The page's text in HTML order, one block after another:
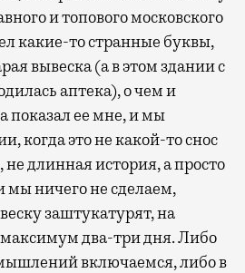
и топового московского
какие-то странные буквы,
вывеска (а в этом здании с
аптека), о чем и
ее мне, и мы
когда это не какой-то снос
длинная история, а просто
мы ничего не сделаем,
заштукатурят, на
два-три дня. Либо
включаемся, либо в